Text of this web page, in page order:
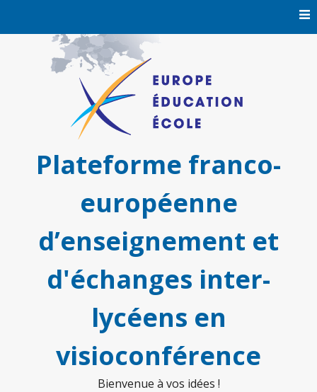
Plateforme franco-
européenne
d’enseignement et
d'échanges inter-
lycéens en
visioconférence
Bienvenue à vos idées !